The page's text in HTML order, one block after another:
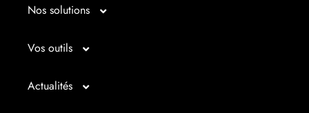
Micro entrepreneur
Créateur d’entreprise
Repreneur d’entreprise
Nos solutions
Entrepreunariat
Gestion
Vos outils
Bilan imagé
Actualités